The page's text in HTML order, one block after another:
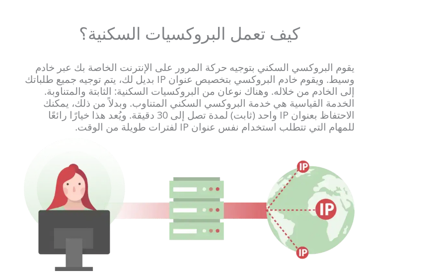
كيف تعمل البروكسيات السكنية؟
يقوم البروكسي السكني بتوجيه حركة المرور على الإنترنت الخاصة بك عبر خادم
وسيط. ويقوم خادم البروكسي بتخصيص عنوان IP بديل لك، يتم توجيه جميع طلباتك
إلى الخادم من خلاله. وهناك نوعان من البروكسيات السكنية: الثابتة والمتناوبة.
الخدمة القياسية هي خدمة البروكسي السكني المتناوب. وبدلاً من ذلك، يمكنك
الاحتفاظ بعنوان IP واحد (ثابت) لمدة تصل إلى 30 دقيقة. ويُعد هذا خيارًا رائعًا
للمهام التي تتطلب استخدام نفس عنوان IP لفترات طويلة من الوقت.